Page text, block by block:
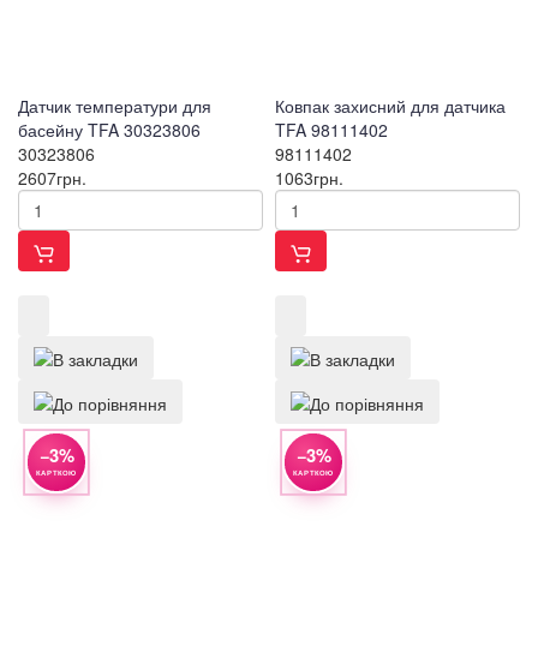
Датчик температури для
басейну TFA 30323806
30323806
2607грн.
Ковпак захисний для датчика
TFA 98111402
98111402
1063грн.
−3%
КАРТКОЮ
−3%
КАРТКОЮ